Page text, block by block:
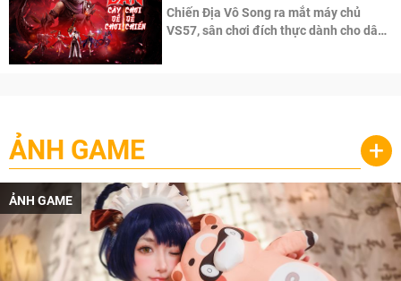
Chiến Địa Vô Song ra mắt máy chủ
VS57, sân chơi đích thực dành cho dân
ẢNH GAME +
ẢNH GAME